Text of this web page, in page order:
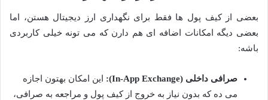
بعضی از کیف پول ها فقط برای نگهداری ارز دیجیتال هستن، اما
بعضی دیگه امکانات اضافه ای هم دارن که می تونه خیلی کاربردی
باشه:
صرافی داخلی (In-App Exchange):
این امکان بهتون اجازه
می ده که بدون نیاز به خروج از کیف پول و مراجعه به صرافی،